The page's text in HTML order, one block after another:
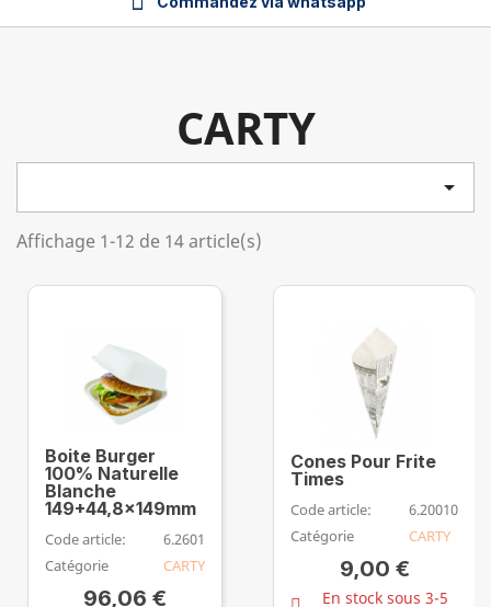
CARTY

Affichage 1-12 de 14 article(s)
Boite Burger
100% Naturelle
Blanche
149+44,8x149mm
Code article:
6.2601
Catégorie
CARTY
96,06 €
Cones Pour Frite
Times
Code article:
6.20010
Catégorie
CARTY
9,00 €
En stock sous 3-5